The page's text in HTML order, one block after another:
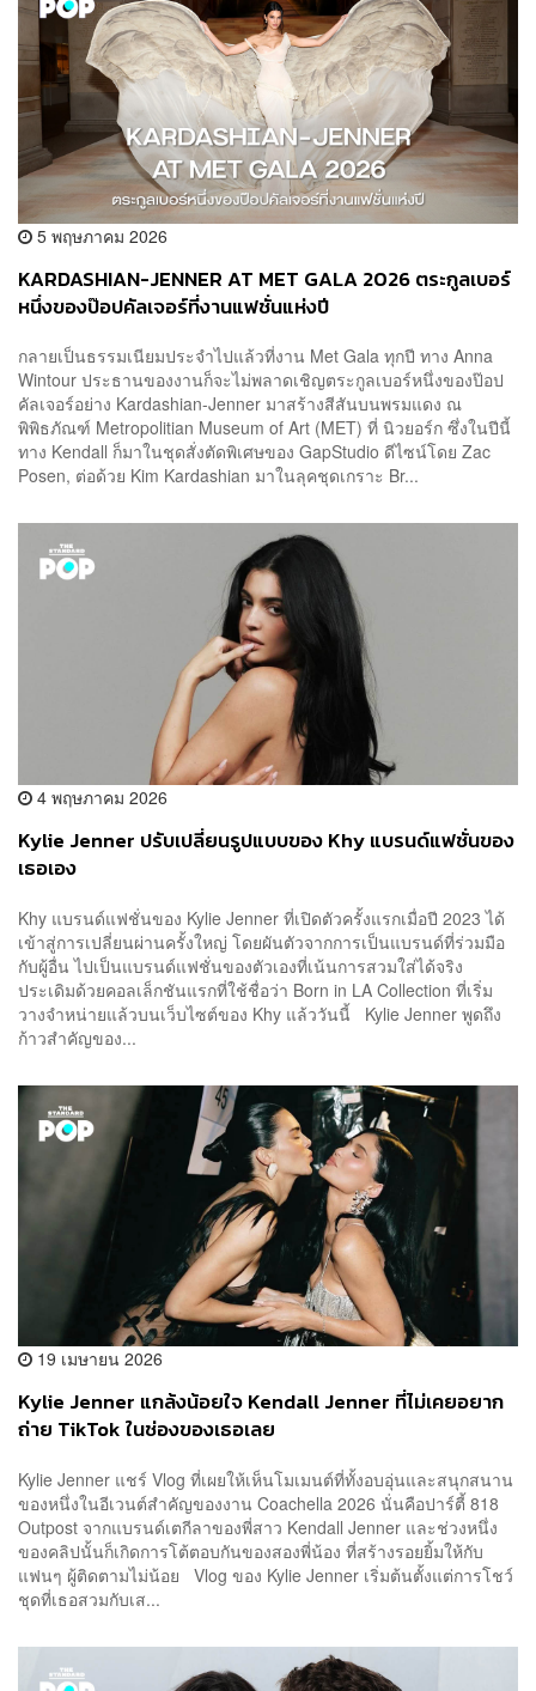
5 พฤษภาคม 2026
KARDASHIAN-JENNER AT MET GALA 2026 ตระกูลเบอร์
หนึ่งของป๊อปคัลเจอร์ที่งานแฟชั่นแห่งปี
กลายเป็นธรรมเนียมประจำไปแล้วที่งาน Met Gala ทุกปี ทาง Anna
Wintour ประธานของงานก็จะไม่พลาดเชิญตระกูลเบอร์หนึ่งของป๊อป
คัลเจอร์อย่าง Kardashian-Jenner มาสร้างสีสันบนพรมแดง ณ
พิพิธภัณฑ์ Metropolitian Museum of Art (MET) ที่ นิวยอร์ก ซึ่งในปีนี้
ทาง Kendall ก็มาในชุดสั่งตัดพิเศษของ GapStudio ดีไซน์โดย Zac
Posen, ต่อด้วย Kim Kardashian มาในลุคชุดเกราะ Br...
4 พฤษภาคม 2026
Kylie Jenner ปรับเปลี่ยนรูปแบบของ Khy แบรนด์แฟชั่นของ
เธอเอง
Khy แบรนด์แฟชั่นของ Kylie Jenner ที่เปิดตัวครั้งแรกเมื่อปี 2023 ได้
เข้าสู่การเปลี่ยนผ่านครั้งใหญ่ โดยผันตัวจากการเป็นแบรนด์ที่ร่วมมือ
กับผู้อื่น ไปเป็นแบรนด์แฟชั่นของตัวเองที่เน้นการสวมใส่ได้จริง
ประเดิมด้วยคอลเล็กชันแรกที่ใช้ชื่อว่า Born in LA Collection ที่เริ่ม
วางจำหน่ายแล้วบนเว็บไซต์ของ Khy แล้ววันนี้ Kylie Jenner พูดถึง
ก้าวสำคัญของ...
19 เมษายน 2026
Kylie Jenner แกล้งน้อยใจ Kendall Jenner ที่ไม่เคยอยาก
ถ่าย TikTok ในช่องของเธอเลย
Kylie Jenner แชร์ Vlog ที่เผยให้เห็นโมเมนต์ที่ทั้งอบอุ่นและสนุกสนาน
ของหนึ่งในอีเวนต์สำคัญของงาน Coachella 2026 นั่นคือปาร์ตี้ 818
Outpost จากแบรนด์เตกีลาของพี่สาว Kendall Jenner และช่วงหนึ่ง
ของคลิปนั้นก็เกิดการโต้ตอบกันของสองพี่น้อง ที่สร้างรอยยิ้มให้กับ
แฟนๆ ผู้ติดตามไม่น้อย Vlog ของ Kylie Jenner เริ่มต้นตั้งแต่การโชว์
ชุดที่เธอสวมกับเส...